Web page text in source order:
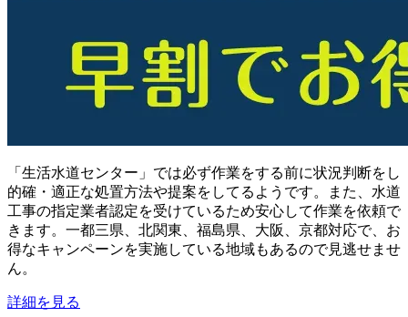
「生活水道センター」では必ず作業をする前に状況判断をし
的確・適正な処置方法や提案をしてるようです。また、水道
工事の指定業者認定を受けているため安心して作業を依頼で
きます。一都三県、北関東、福島県、大阪、京都対応で、お
得なキャンペーンを実施している地域もあるので見逃せませ
ん。
詳細を見る